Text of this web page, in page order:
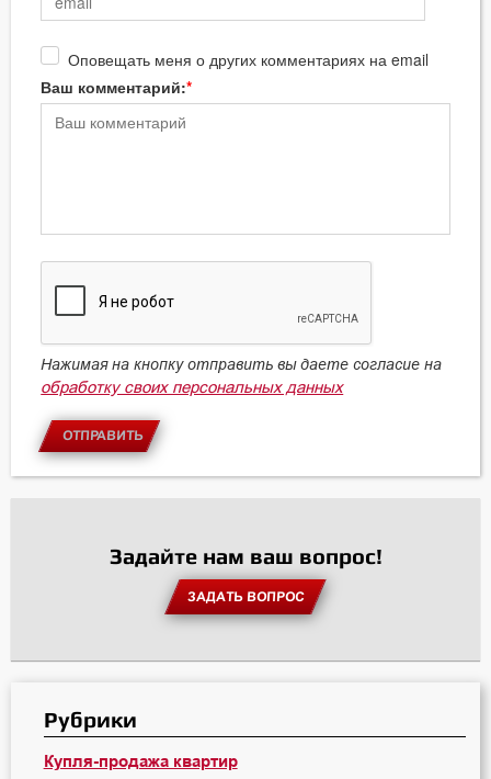
Оповещать меня о других комментариях на email
Ваш комментарий:
Нажимая на кнопку отправить вы даете согласие на
обработку своих персональных данных
ОТПРАВИТЬ
Задайте нам ваш вопрос!
ЗАДАТЬ ВОПРОС
Рубрики
Купля-продажа квартир